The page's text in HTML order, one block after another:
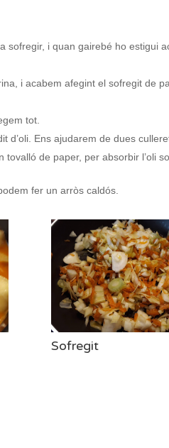
i quan gairebé ho estigui
i acabem afegint el sofregit de
tot.
Ens ajudarem de dues
de paper, per absorbir l’oli
fer un arròs caldós.
Sofregit